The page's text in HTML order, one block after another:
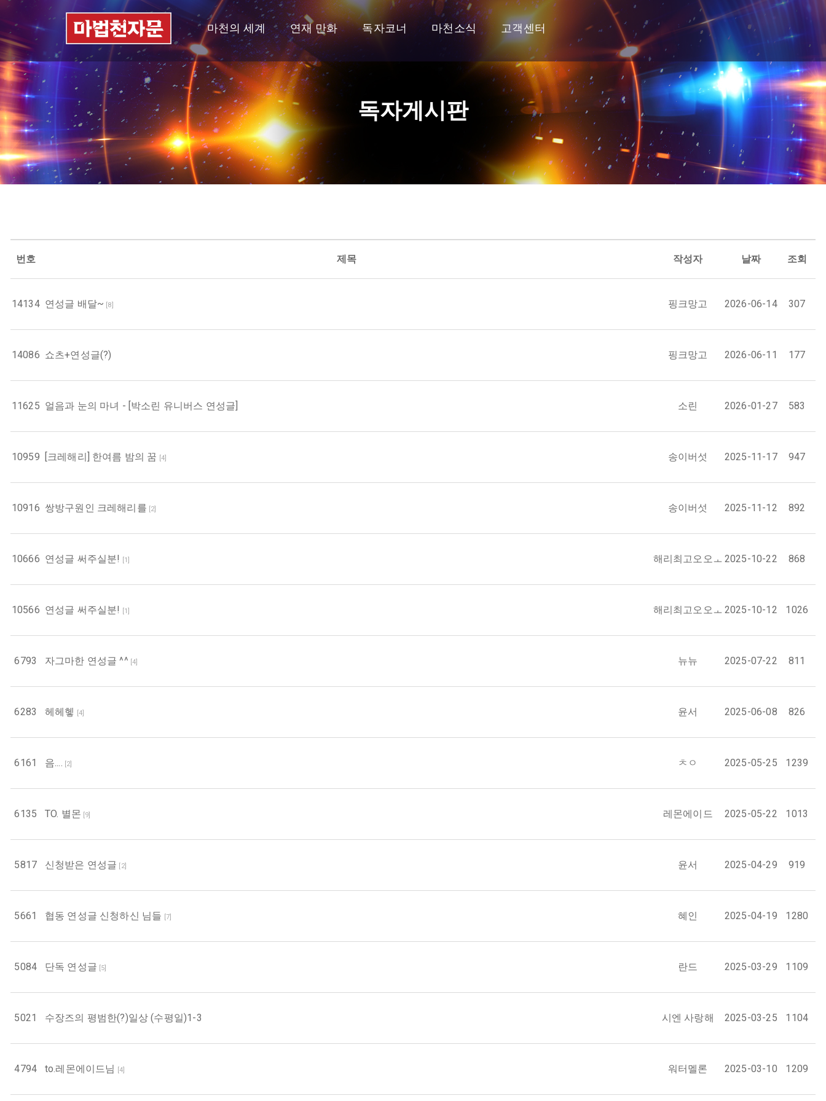
마천의 세계 연재 만화 독자코너 마천소식 고객센터
독자게시판
번호 제목 작성자 날짜 조회
14134 연성글 배달~ [8] 핑크망고 2026-06-14 307
14086 쇼츠+연성글(?) 핑크망고 2026-06-11 177
11625 얼음과 눈의 마녀 - [박소린 유니버스 연성글] 소린 2026-01-27 583
10959 [크레해리] 한여름 밤의 꿈 [4] 송이버섯 2025-11-17 947
10916 쌍방구원인 크레해리를 [2] 송이버섯 2025-11-12 892
10666 연성글 써주실분! [1] 해리최고오오ㅗ 2025-10-22 868
10566 연성글 써주실분! [1] 해리최고오오ㅗ 2025-10-12 1026
6793 자그마한 연성글 ^^ [4] 뉴뉴 2025-07-22 811
6283 헤헤헿 [4] 윤서 2025-06-08 826
6161 음.... [2] ㅊㅇ 2025-05-25 1239
6135 TO. 별몬 [9] 레몬에이드 2025-05-22 1013
5817 신청받은 연성글 [2] 윤서 2025-04-29 919
5661 협동 연성글 신청하신 님들 [7] 혜인 2025-04-19 1280
5084 단독 연성글 [5] 란드 2025-03-29 1109
5021 수장즈의 평범한(?)일상 (수평일)1-3 시엔 사랑해 2025-03-25 1104
4794 to.레몬에이드님 [4] 워터멜론 2025-03-10 1209